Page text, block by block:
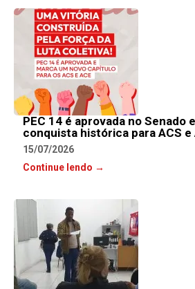
PEC 14 é aprovada no Senado
conquista histórica para ACS e
15/07/2026
Continue lendo →